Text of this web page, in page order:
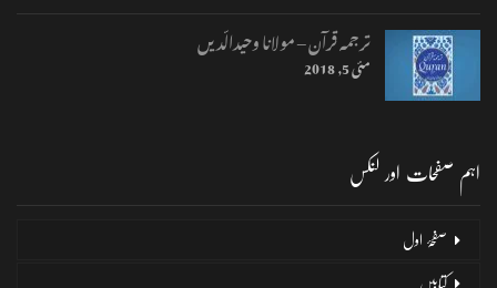
ترجمہ قرآن – مولانا وحیدالّدیں
مئی 5, 2018
اہم صفحات اور لنکس
صفحۂ اول
کتابیں